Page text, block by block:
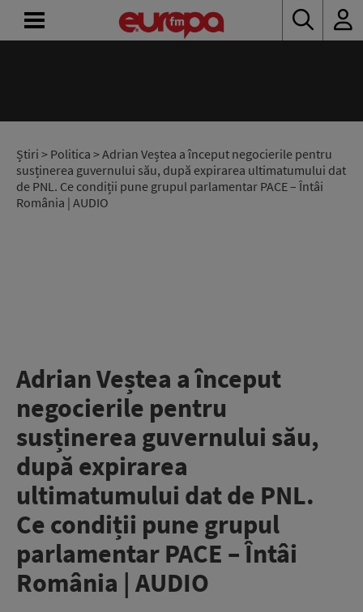
Știri > Politica > Adrian Veștea a început negocierile pentru
susținerea guvernului său, după expirarea ultimatumului dat
de PNL. Ce condiții pune grupul parlamentar PACE – Întâi
România | AUDIO
Adrian Veștea a început
negocierile pentru
susținerea guvernului său,
după expirarea
ultimatumului dat de PNL.
Ce condiții pune grupul
parlamentar PACE – Întâi
România | AUDIO
RADIO
CONCURSURI